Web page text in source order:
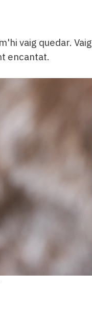
vaig quedar. Vaig
encantat.